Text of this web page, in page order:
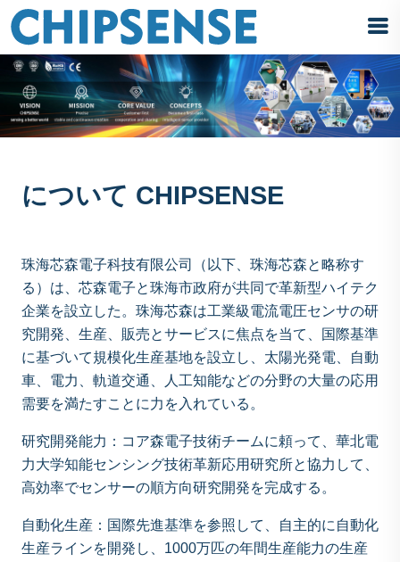
について CHIPSENSE
珠海芯森電子科技有限公司（以下、珠海芯森と略称す
る）は、芯森電子と珠海市政府が共同で革新型ハイテク
企業を設立した。珠海芯森は工業級電流電圧センサの研
究開発、生産、販売とサービスに焦点を当て、国際基準
に基づいて規模化生産基地を設立し、太陽光発電、自動
車、電力、軌道交通、人工知能などの分野の大量の応用
需要を満たすことに力を入れている。
研究開発能力：コア森電子技術チームに頼って、華北電
力大学知能センシング技術革新応用研究所と協力して、
高効率でセンサーの順方向研究開発を完成する。
自動化生産：国際先進基準を参照して、自主的に自動化
生産ラインを開発し、1000万匹の年間生産能力の生産